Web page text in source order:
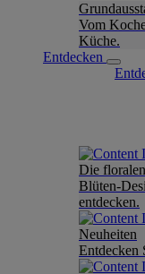
Vom
Küche.
Entdecken
Die
Blüten-
entdecken.
Neuheiten
Entdecken